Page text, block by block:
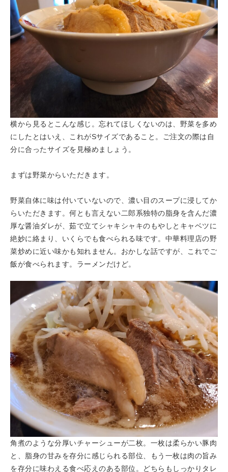
横から見るとこんな感じ。忘れてほしくないのは、野菜を多め
にしたとはいえ、これがSサイズであること。ご注文の際は自
分に合ったサイズを見極めましょう。
まずは野菜からいただきます。
野菜自体に味は付いていないので、濃い目のスープに浸してか
らいただきます。何とも言えない二郎系独特の脂身を含んだ濃
厚な醤油ダレが、茹で立てシャキシャキのもやしとキャベツに
絶妙に絡まり、いくらでも食べられる味です。中華料理店の野
菜炒めに近い味かも知れません。おかしな話ですが、これでご
飯が食べられます。ラーメンだけど。
角煮のような分厚いチャーシューが二枚。一枚は柔らかい豚肉
と、脂身の甘みを存分に感じられる部位、もう一枚は肉の旨み
を存分に味わえる食べ応えのある部位。どちらもしっかりタレ